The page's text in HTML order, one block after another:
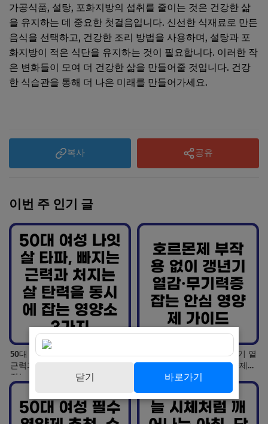
가공식품, 설탕, 포화지방의 섭취를 줄이는 것은 건강한 삶
을 유지하는 데 중요한 첫걸음입니다. 신선한 식재료로 만든
음식을 선택하고, 건강한 조리 방법을 사용하며, 설탕과 포
화지방이 적은 식단을 유지하는 것이 필요합니다. 이러한 작
은 변화들이 모여 더 건강한 삶을 만들어줄 것입니다. 건강
한 식습관을 통해 더 나은 미래를 만들어가세요.
복사 공유
이번 주 인기 글
50대 여성 나잇살 타파, 빠지는
근력과 처지는 살 탄력을 동시에
잡는 영양소 3가지
호르몬제 부작용 없이 갱년기 열
감·무기력증 잡는 안심 영양제
닫기 바로가기